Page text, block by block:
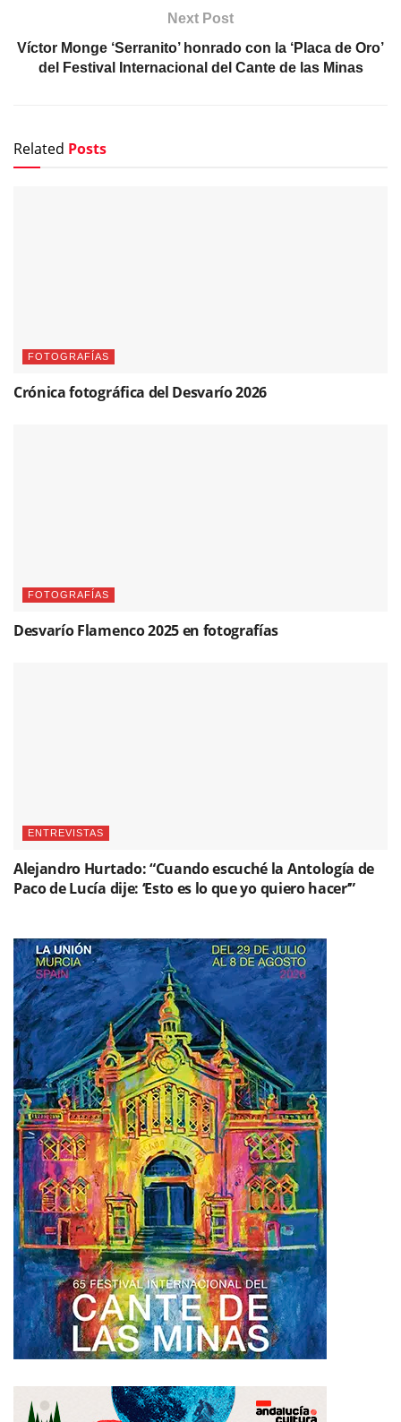
Next Post
Víctor Monge ‘Serranito’ honrado con la ‘Placa de Oro’
del Festival Internacional del Cante de las Minas
Related Posts
FOTOGRAFÍAS
Crónica fotográfica del Desvarío 2026
FOTOGRAFÍAS
Desvarío Flamenco 2025 en fotografías
ENTREVISTAS
Alejandro Hurtado: “Cuando escuché la Antología de
Paco de Lucía dije: ‘Esto es lo que yo quiero hacer’”